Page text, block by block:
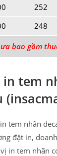
252
248
bao gồm
tem
tem nhãn
đặt in,
in tem nhãn